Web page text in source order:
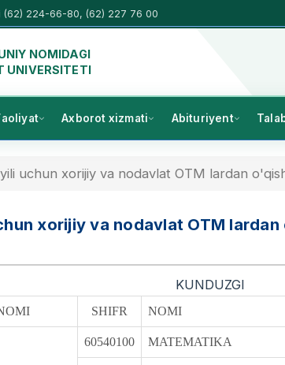
(62) 224-66-80, (62) 227 76 00
NOMIDAGI
UNIVERSITETI
Axborot xizmati Abituriyent
uchun xorijiy va nodavlat OTM lardan
xorijiy va nodavlat OTM
KUNDUZGI
SHIFR NOMI
60540100 MATEMATIKA